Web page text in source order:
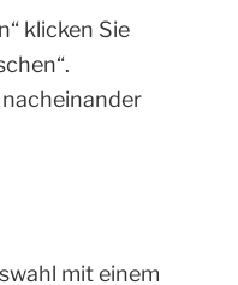
klicken Sie
mit einem